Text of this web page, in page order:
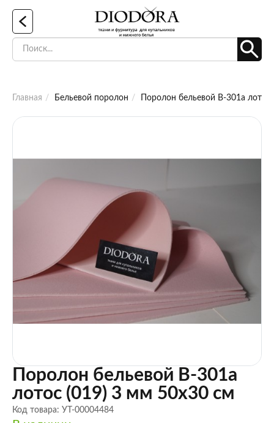
Главная Бельевой поролон Поролон бельевой B-301a
Поролон бельевой B-301a
лотос (019) 3 мм 50х30 см
Код товара: УТ-00004484